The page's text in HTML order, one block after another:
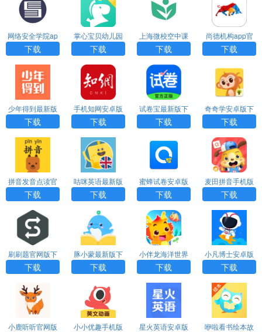
网络安全学院ap
p最新版下载
下载
掌心宝贝幼儿园
管理平台下载
下载
上海微校空中课
堂网课平台app
最新版下载
下载
尚德机构app官
方版下载
下载
少年得到最新版
下载
下载
手机知网安卓版
下载
下载
试卷宝最新版下
载
下载
奇奇学安卓版下
载
下载
拼音发音点读官
网版下载
下载
咕咪英语最新版
下载
下载
蜜蜂试卷安卓版
下载
下载
麦田拼音手机版
下载
下载
刷刷题官网版下
载
下载
豚小蒙最新版下
载
下载
小伴龙海洋世界
官网版下载
下载
小凡博士安卓版
下载
下载
小鹿听听官网版 小小优趣手机版 星火英语安卓版 咿啦看书绘本故